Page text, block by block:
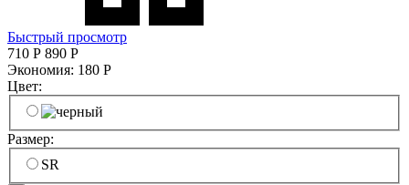
Быстрый просмотр
710 Р 890 Р
Экономия: 180 Р
Цвет:
Размер:
SR